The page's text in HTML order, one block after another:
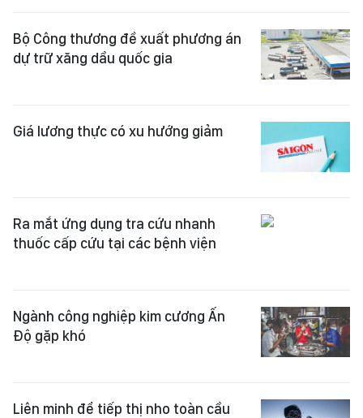
Bộ Công thương đề xuất phương án
dự trữ xăng dầu quốc gia
Giá lương thực có xu hướng giảm
Ra mắt ứng dụng tra cứu nhanh
thuốc cấp cứu tại các bệnh viện
Ngành công nghiệp kim cương Ấn
Độ gặp khó
Liên minh để tiếp thị nho toàn cầu